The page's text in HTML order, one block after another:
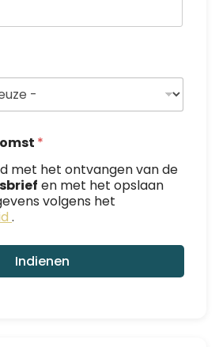
*
met het ontvangen van de
en met het opslaan
volgens het
.
Indienen